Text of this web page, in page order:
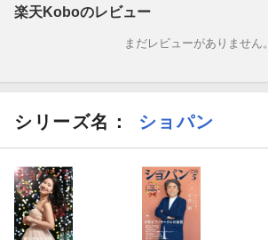
楽天Koboのレビュー
まだレビューがありません。
シリーズ名： ショパン